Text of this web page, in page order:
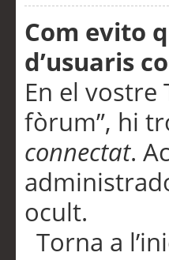
Com evito
d’usuaris
En el vostre
fòrum”, hi
connectat.
ocult.
Torna a